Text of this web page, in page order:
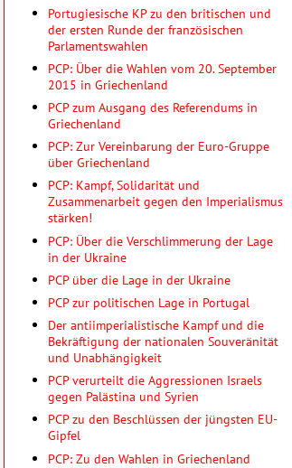
Portugiesische KP zu den britischen und
der ersten Runde der französischen
Parlamentswahlen
PCP: Über die Wahlen vom 20. September
2015 in Griechenland
PCP zum Ausgang des Referendums in
Griechenland
PCP: Zur Vereinbarung der Euro-Gruppe
über Griechenland
PCP: Kampf, Solidarität und
Zusammenarbeit gegen den Imperialismus
stärken!
PCP: Über die Verschlimmerung der Lage
in der Ukraine
PCP über die Lage in der Ukraine
PCP zur politischen Lage in Portugal
Der antiimperialistische Kampf und die
Bekräftigung der nationalen Souveränität
und Unabhängigkeit
PCP verurteilt die Aggressionen Israels
gegen Palästina und Syrien
PCP zu den Beschlüssen der jüngsten EU-
Gipfel
PCP: Zu den Wahlen in Griechenland